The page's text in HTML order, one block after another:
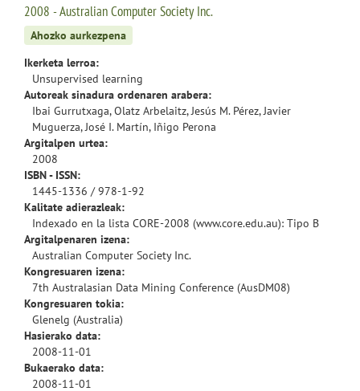
2008 - Australian Computer Society Inc.
Ahozko aurkezpena
Ikerketa lerroa:
Unsupervised learning
Autoreak sinadura ordenaren arabera:
Ibai Gurrutxaga, Olatz Arbelaitz, Jesús M. Pérez, Javier
Muguerza, José I. Martín, Iñigo Perona
Argitalpen urtea:
2008
ISBN - ISSN:
1445-1336 / 978-1-92
Kalitate adierazleak:
Indexado en la lista CORE-2008 (www.core.edu.au): Tipo B
Argitalpenaren izena:
Australian Computer Society Inc.
Kongresuaren izena:
7th Australasian Data Mining Conference (AusDM08)
Kongresuaren tokia:
Glenelg (Australia)
Hasierako data:
2008-11-01
Bukaerako data:
2008-11-01